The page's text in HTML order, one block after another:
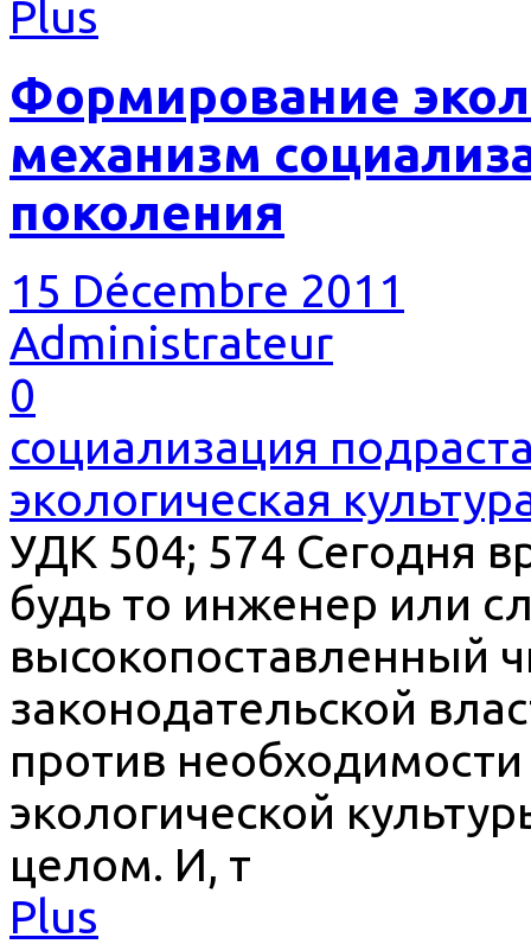
Plus
Формирование
механизм
поколения
15 Décembre 2011
Administrateur
0
социализация
экологическая
УДК 504; 574 Сегодня
будь то инженер или
высокопоставленный
законодательской
против
экологической
целом. И, т
Plus